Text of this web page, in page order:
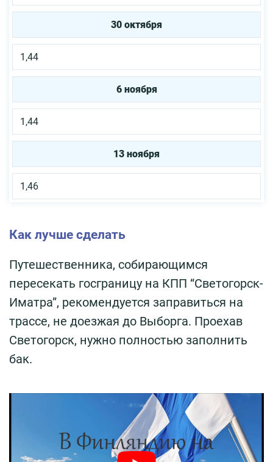
30 октября
1,44
6 ноября
1,44
13 ноября
1,46
Как лучше сделать
Путешественника, собирающимся
пересекать госграницу на КПП “Светогорск-
Иматра”, рекомендуется заправиться на
трассе, не доезжая до Выборга. Проехав
Светогорск, нужно полностью заполнить
бак.